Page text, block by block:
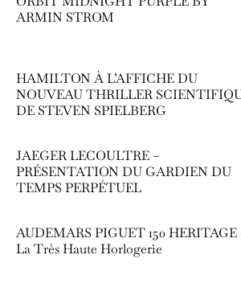
ARMIN STROM
HAMILTON À L’AFFICHE DU
NOUVEAU THRILLER
DE STEVEN SPIELBERG
JAEGER LECOULTRE –
PRÉSENTATION DU GARDIEN DU
TEMPS PERPÉTUEL
AUDEMARS PIGUET 150 HERITAGE
La Très Haute Horlogerie